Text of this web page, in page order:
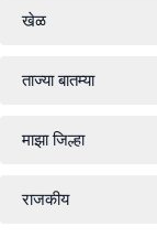
खेळ
ताज्या बातम्या
माझा जिल्हा
राजकीय